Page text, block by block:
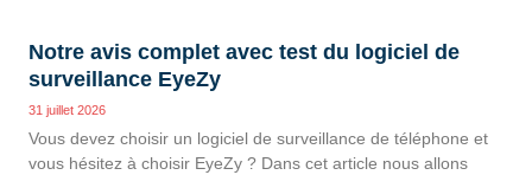
Notre avis complet avec test du logiciel de
surveillance EyeZy
31 juillet 2026
Vous devez choisir un logiciel de surveillance de téléphone et
vous hésitez à choisir EyeZy ? Dans cet article nous allons